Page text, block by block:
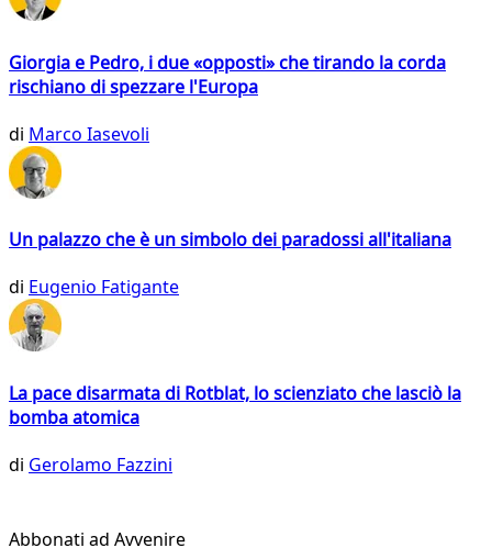
Giorgia e Pedro, i due «opposti» che tirando la corda
rischiano di spezzare l'Europa
di Marco Iasevoli
Un palazzo che è un simbolo dei paradossi all'italiana
di Eugenio Fatigante
La pace disarmata di Rotblat, lo scienziato che lasciò la
bomba atomica
di Gerolamo Fazzini
Abbonati ad Avvenire